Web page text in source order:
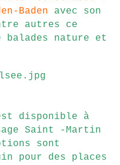
Baden avec son
autres ce
balades nature et
disponible à
Saint -Martin
sont
pour des places